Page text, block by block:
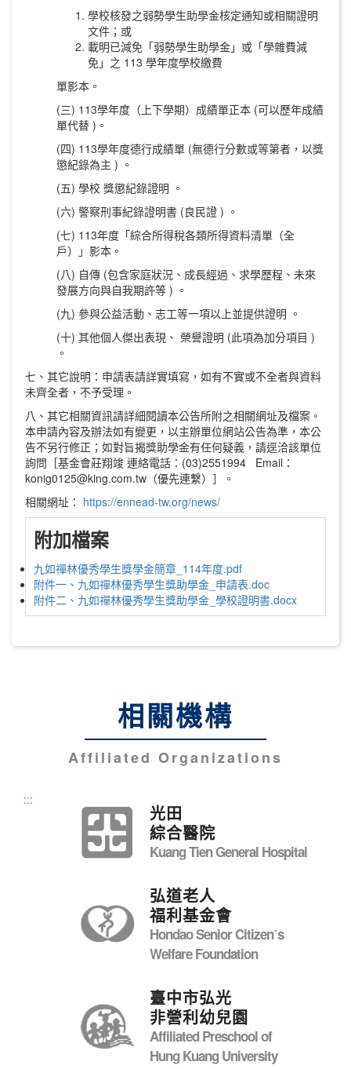
學校核發之弱勢學生助學金核定通知或相關證明
文件；或
載明已減免「弱勢學生助學金」或「學雜費減
免」之 113 學年度學校繳費
單影本。
(三) 113學年度（上下學期）成績單正本 (可以歷年成績
單代替 )。
(四) 113學年度德行成績單 (無德行分數或等第者，以獎
懲紀錄為主 ) 。
(五) 學校 獎懲紀錄證明 。
(六) 警察刑事紀錄證明書 (良民證 ) 。
(七) 113年度「綜合所得稅各類所得資料清單（全
戶）」影本。
(八) 自傳 (包含家庭狀況、成長經過、求學歷程、未來
發展方向與自我期許等 ) 。
(九) 參與公益活動、志工等一項以上並提供證明 。
(十) 其他個人傑出表現、 榮譽證明 (此項為加分項目 )
。
七、其它說明：申請表請詳實填寫，如有不實或不全者與資料
未齊全者，不予受理。
八、其它相關資訊請詳細閱讀本公告所附之相關網址及檔案。
本申請內容及辦法如有變更，以主辦單位網站公告為準，本公
告不另行修正；如對旨揭獎助學金有任何疑義，請逕洽該單位
詢問［基金會莊翔竣 連絡電話：(03)2551994 Email：
konig0125@king.com.tw（優先連繫）］。
相關網址： https://ennead-tw.org/news/
附加檔案
九如禪林優秀學生獎學金簡章_114年度.pdf
附件一、九如禪林優秀學生獎助學金_申請表.doc
附件二、九如禪林優秀學生獎助學金_學校證明書.docx
相關機構
Affiliated Organizations
:::
光田
綜合醫院
Kuang Tien General Hospital
弘道老人
福利基金會
Hondao Senior Citizenˊs
Welfare Foundation
臺中市弘光
非營利幼兒園
Affiliated Preschool of
Hung Kuang University